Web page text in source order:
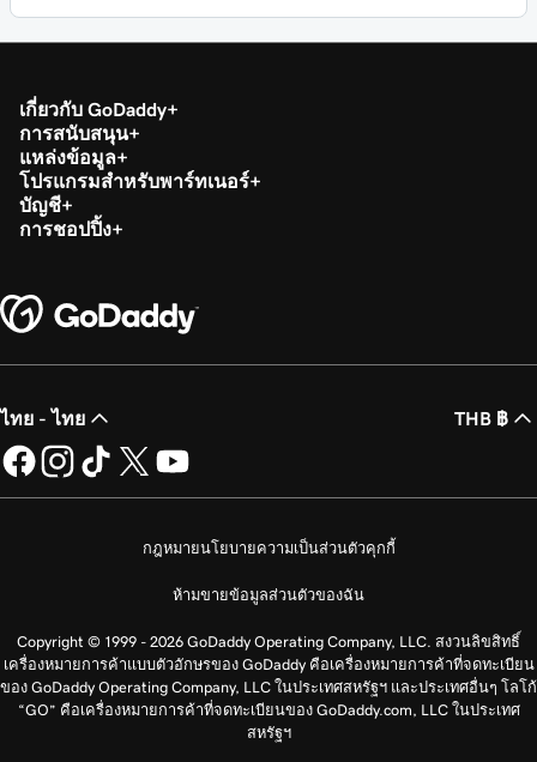
เกี่ยวกับ GoDaddy
การสนับสนุน
แหล่งข้อมูล
โปรแกรมสำหรับพาร์ทเนอร์
บัญชี
การชอปปิ้ง
ไทย - ไทย THB ฿
กฎหมายนโยบายความเป็นส่วนตัวคุกกี้
ห้ามขายข้อมูลส่วนตัวของฉัน
Copyright © 1999 - 2026 GoDaddy Operating Company, LLC. สงวนลิขสิทธิ์
เครื่องหมายการค้าแบบตัวอักษรของ GoDaddy คือเครื่องหมายการค้าที่จดทะเบียน
ของ GoDaddy Operating Company, LLC ในประเทศสหรัฐฯ และประเทศอื่นๆ โลโก้
“GO” คือเครื่องหมายการค้าที่จดทะเบียนของ GoDaddy.com, LLC ในประเทศ
สหรัฐฯ